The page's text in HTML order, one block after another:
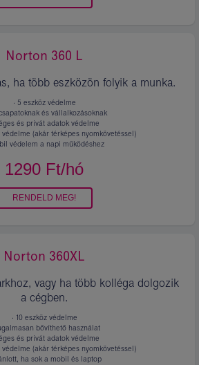
Norton 360⁣ L
ha több eszközön folyik a munka.
· 5 eszköz védelme
és vállalkozásoknak
és privát adatok védelme
védelme (akár térképes nyomkövetéssel)
védelem a napi működéshez
1290 Ft/hó
RENDELD MEG!
Norton 360⁣XL
vagy ha több kolléga dolgozik
a cégben.
· 10 eszköz védelme
bővíthető használat
és privát adatok védelme
védelme (akár térképes nyomkövetéssel)
ha sok a mobil és laptop